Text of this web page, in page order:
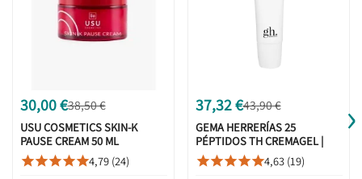
30,00 €38,50 €
USU COSMETICS SKIN-K
PAUSE CREAM 50 ML
4,79 (24)
37,32 €43,90 €
GEMA HERRERÍAS 25
PÉPTIDOS TH CREMAGEL |
CUELLO Y ESCOTE 30ML ROLL
ON
4,63 (19)
›